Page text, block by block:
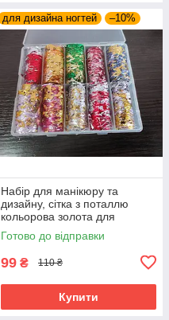
для дизайна ногтей –10%
Набір для манікюру та
дизайну, сітка з поталлю
кольорова золота для
манікюру 10шт, сіточка для
нігтів для манікюру
Готово до відправки
99 ₴ 110 ₴
Купити